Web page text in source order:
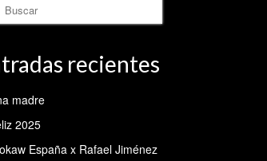
recientes
madre
2025
España x Rafael Jiménez